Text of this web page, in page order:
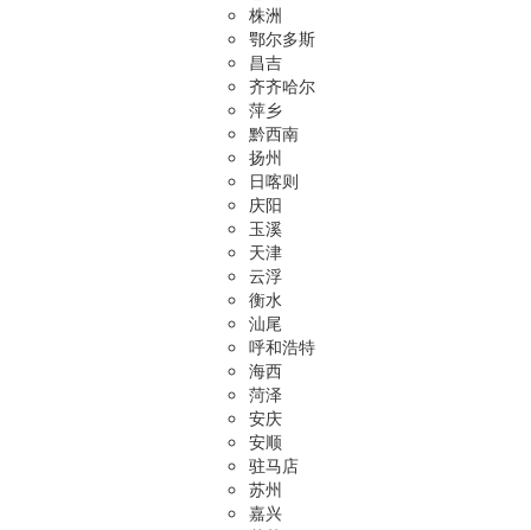
株洲
鄂尔多斯
昌吉
齐齐哈尔
萍乡
黔西南
扬州
日喀则
庆阳
玉溪
天津
云浮
衡水
汕尾
呼和浩特
海西
菏泽
安庆
安顺
驻马店
苏州
嘉兴